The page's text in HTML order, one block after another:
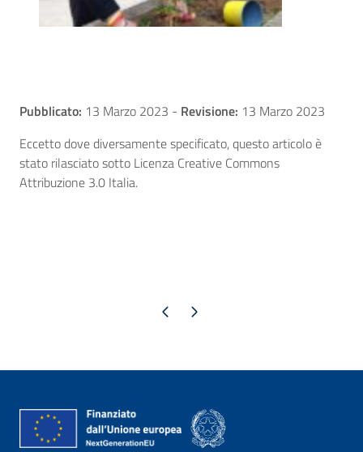
Pubblicato: 13 Marzo 2023 - Revisione: 13 Marzo 2023
Eccetto dove diversamente specificato, questo articolo è
stato rilasciato sotto Licenza Creative Commons
Attribuzione 3.0 Italia.
Pagina precedente
Pagina successiva